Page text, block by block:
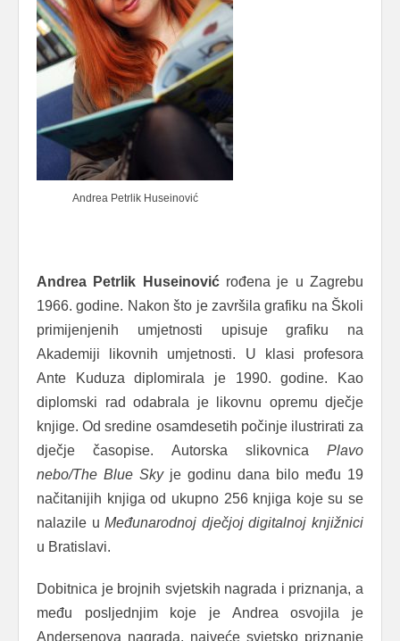
Andrea Petrlik Huseinović
Andrea Petrlik Huseinovićrođena je u Zagrebu
1966. godine. Nakon što je završila grafiku na Školi
primijenjenih umjetnosti upisuje grafiku na
Akademiji likovnih umjetnosti. U klasi profesora
Ante Kuduza diplomirala je 1990. godine. Kao
diplomski rad odabrala je likovnu opremu dječje
knjige. Od sredine osamdesetih počinje ilustrirati za
dječje časopise. Autorska slikovnica Plavo
nebo/The Blue Skyje godinu dana bilo među 19
načitanijih knjiga od ukupno 256 knjiga koje su se
nalazile uMeđunarodnoj dječjoj digitalnoj knjižnici
u Bratislavi.
Dobitnica je brojnih svjetskih nagrada i priznanja, a
među posljednjim koje je Andrea osvojila je
Andersenova nagrada, najveće svjetsko priznanje